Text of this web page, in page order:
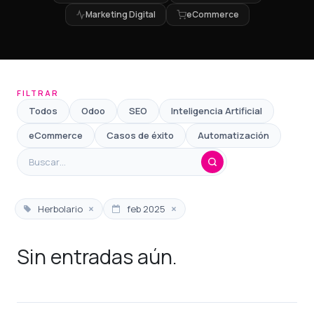
Marketing Digital
eCommerce
FILTRAR
Todos Odoo SEO
Inteligencia Artificial
eCommerce
Casos de éxito Automatización
Herbolario × feb 2025 ×
Sin entradas aún.